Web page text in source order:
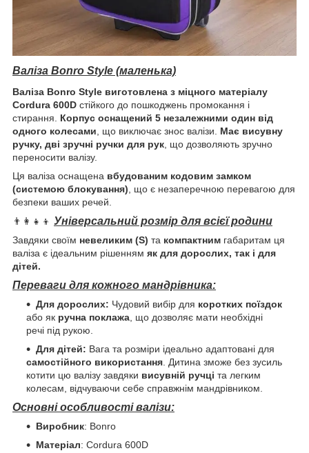
Валіза Bonro Style (маленька)
Валіза Bonro Style виготовлена з міцного матеріалу
Cordura 600D стійкого до пошкоджень промокання і
стирання. Корпус оснащений 5 незалежними один від
одного колесами, що виключає знос валізи. Має висувну
ручку, дві зручні ручки для рук, що дозволяють зручно
переносити валізу.
Ця валіза оснащена вбудованим кодовим замком
(системою блокування), що є незаперечною перевагою для
безпеки ваших речей.
👨‍👩‍👧‍👦 Універсальний розмір для всієї родини
Завдяки своїм невеликим (S) та компактним габаритам ця
валіза є ідеальним рішенням як для дорослих, так і для
дітей.
Переваги для кожного мандрівника:
Для дорослих: Чудовий вибір для коротких поїздок
або як ручна поклажа, що дозволяє мати необхідні
речі під рукою.
Для дітей: Вага та розміри ідеально адаптовані для
самостійного використання. Дитина зможе без зусиль
котити цю валізу завдяки висувній ручці та легким
колесам, відчуваючи себе справжнім мандрівником.
Основні особливості валізи:
Виробник: Bonro
Матеріал: Cordura 600D